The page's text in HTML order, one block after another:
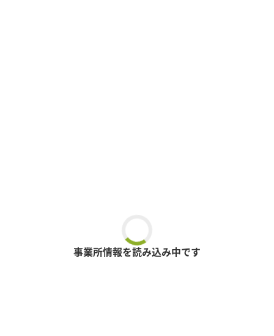
事業所情報を読み込み中です